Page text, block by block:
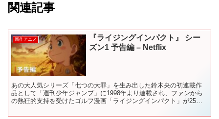
関連記事
新作アニメ
『ライジングインパクト』 シー
ズン1 予告編 – Netflix
あの大人気シリーズ「七つの大罪」を生み出した鈴木央の初連載作
品として「週刊少年ジャンプ」に1998年より連載され、ファンから
の熱狂的支持を受けたゴルフ漫画「ライジングインパクト」が25年